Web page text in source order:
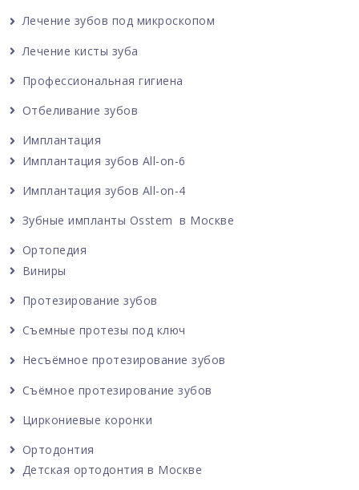
Лечение зубов под микроскопом
Лечение кисты зуба
Профессиональная гигиена
Отбеливание зубов
Имплантация
Имплантация зубов All-on-6
Имплантация зубов All-on-4
Зубные импланты Osstem в Москве
Ортопедия
Виниры
Протезирование зубов
Съемные протезы под ключ
Несъёмное протезирование зубов
Съёмное протезирование зубов
Циркониевые коронки
Ортодонтия
Детская ортодонтия в Москве